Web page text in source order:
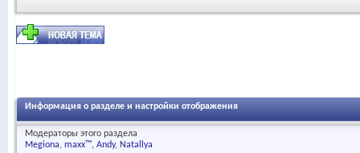
Информация о разделе и настройки отображения
Модераторы этого раздела
Megiona maxx™ Andy Natallya